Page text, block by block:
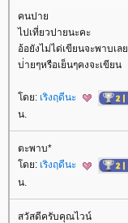
คนปา
ไปเที่ยวปายนะคะ
อ้อยังไม่ได่เขียนจะพาบเล
บ่่ายๆหรือเย็นๆคงจะเขียน
ดย: เริงฤดีนะ
น.
ตะพาบ*
ดย: เริงฤดีนะ
น.
สวัสดีครับคุณไวน์